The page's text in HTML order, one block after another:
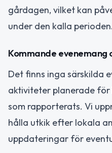
gårdagen, vilket kan
under den kalla perioden.
Kommande
Det finns inga särskilda
aktiviteter planerade för
som rapporterats. Vi
hålla utkik efter lokala
uppdateringar för